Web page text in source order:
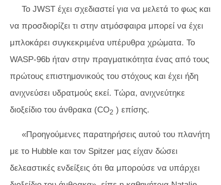
Το JWST έχει σχεδιαστεί για να μελετά το φως και
να προσδιορίζει τι στην ατμόσφαιρα μπορεί να έχει
μπλοκάρει συγκεκριμένα υπέρυθρα χρώματα. Το
WASP-96b ήταν στην πραγματικότητα ένας από τους
πρώτους επιστημονικούς του στόχους και έχει ήδη
ανιχνεύσει υδρατμούς εκεί. Τώρα, ανιχνεύτηκε
διοξείδιο του άνθρακα (CO2 ) επίσης.
«Προηγούμενες παρατηρήσεις αυτού του πλανήτη
με το Hubble και τον Spitzer μας είχαν δώσει
δελεαστικές ενδείξεις ότι θα μπορούσε να υπάρχει